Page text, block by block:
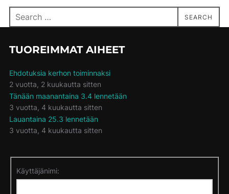
Search
for:
SEARCH
TUOREIMMAT AIHEET
Ehdotuksia kerhon toiminnaksi
2 vuotta, 2 kuukautta sitten
Tänään maanantaina 3.4 lennetään
3 vuotta, 4 kuukautta sitten
Lauantaina 25.3 lennetään
3 vuotta, 4 kuukautta sitten
Käyttäjänimi: